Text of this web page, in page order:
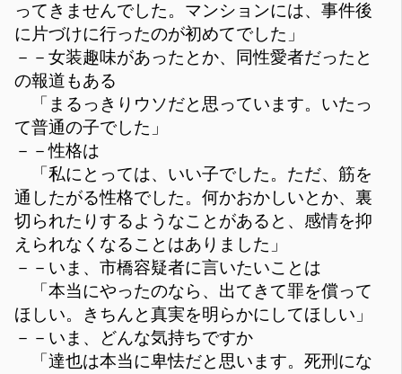
ってきませんでした。マンションには、事件後
に片づけに行ったのが初めてでした」
－－女装趣味があったとか、同性愛者だったと
の報道もある
「まるっきりウソだと思っています。いたっ
て普通の子でした」
－－性格は
「私にとっては、いい子でした。ただ、筋を
通したがる性格でした。何かおかしいとか、裏
切られたりするようなことがあると、感情を抑
えられなくなることはありました」
－－いま、市橋容疑者に言いたいことは
「本当にやったのなら、出てきて罪を償って
ほしい。きちんと真実を明らかにしてほしい」
－－いま、どんな気持ちですか
「達也は本当に卑怯だと思います。死刑にな